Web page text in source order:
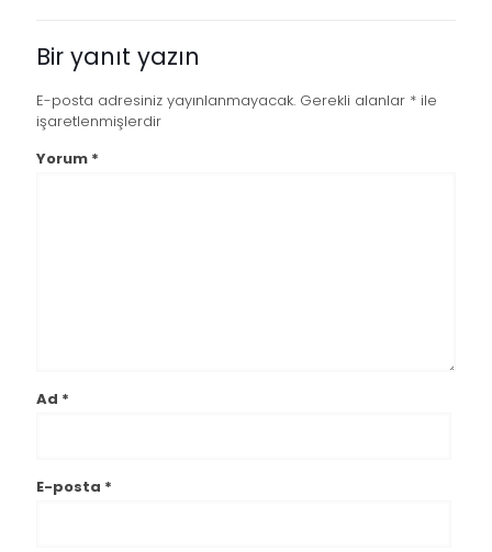
Bir yanıt yazın
E-posta adresiniz yayınlanmayacak. Gerekli alanlar * ile
işaretlenmişlerdir
Yorum *
Ad *
E-posta *